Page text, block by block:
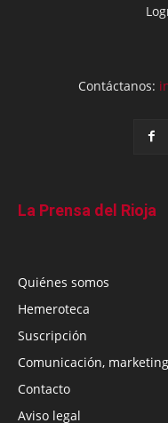
Contáctanos:
La Prensa del Rioja
Quiénes somos
Hemeroteca
Suscripción
Comunicación,
Contacto
Aviso legal